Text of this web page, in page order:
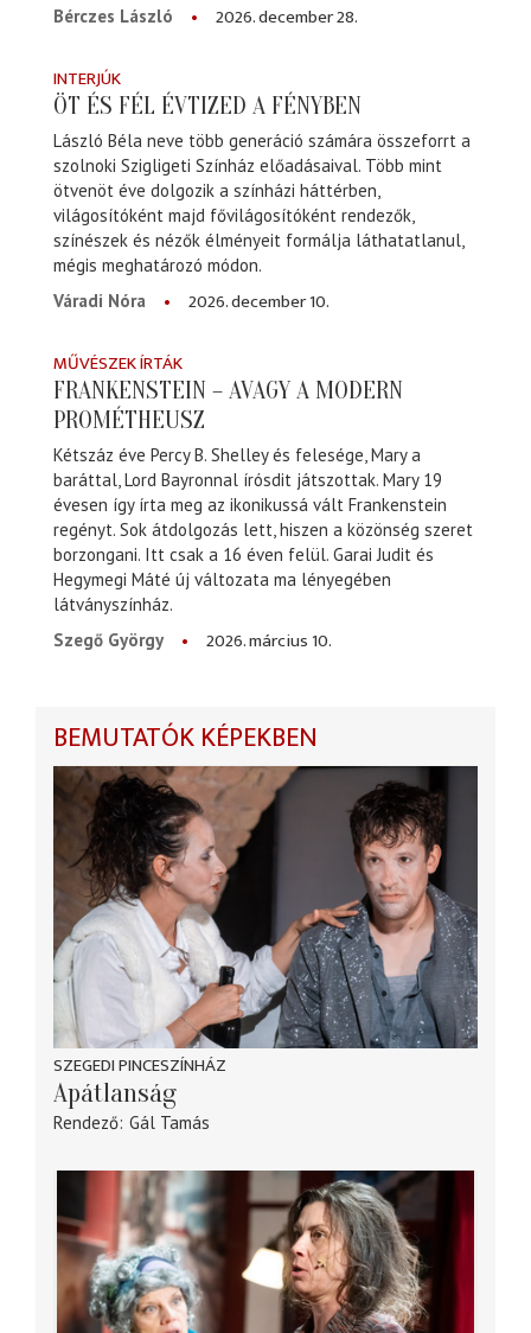
Bérczes László
2026. december 28.
INTERJÚK
ÖT ÉS FÉL ÉVTIZED A FÉNYBEN
László Béla neve több generáció számára összeforrt a
szolnoki Szigligeti Színház előadásaival. Több mint
ötvenöt éve dolgozik a színházi háttérben,
világosítóként majd fővilágosítóként rendezők,
színészek és nézők élményeit formálja láthatatlanul,
mégis meghatározó módon.
Váradi Nóra
2026. december 10.
MŰVÉSZEK ÍRTÁK
FRANKENSTEIN – AVAGY A MODERN
PROMÉTHEUSZ
Kétszáz éve Percy B. Shelley és felesége, Mary a
baráttal, Lord Bayronnal írósdit játszottak. Mary 19
évesen így írta meg az ikonikussá vált Frankenstein
regényt. Sok átdolgozás lett, hiszen a közönség szeret
borzongani. Itt csak a 16 éven felül. Garai Judit és
Hegymegi Máté új változata ma lényegében
látványszínház.
Szegő György
2026. március 10.
BEMUTATÓK KÉPEKBEN
SZEGEDI PINCESZÍNHÁZ
Apátlanság
Rendező Gál Tamás